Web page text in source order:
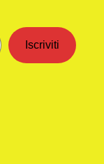
Iscriviti